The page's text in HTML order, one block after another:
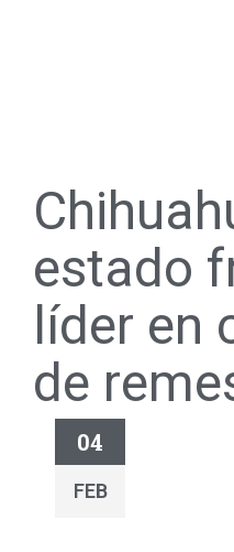
estado
líder en
de
04
FEB